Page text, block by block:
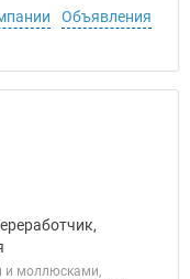
Объявления
и моллюсками,